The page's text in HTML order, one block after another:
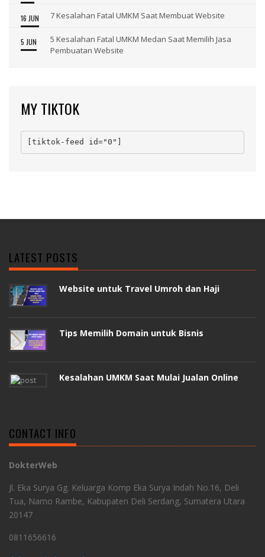
16 JUN 7 Kesalahan Fatal UMKM Saat Membuat Website
5 JUN
5 Kesalahan Fatal UMKM Medan Saat Memilih Jasa
Pembuatan Website
MY TIKTOK
[tiktok-feed id="0"]
LATEST POSTS
Website untuk Travel Umroh dan Haji
Tips Memilih Domain untuk Bisnis
Kesalahan UMKM Saat Mulai Jualan Online
CONTACT INFO
DokterWeb
Jl. Eka Surya Gg. Keluarga Komp Eka Surya Indah No.16, Deli
Tua, Namo Rambe, Kabupaten Deli Serdang, Sumatera Utara
20147
0811656616